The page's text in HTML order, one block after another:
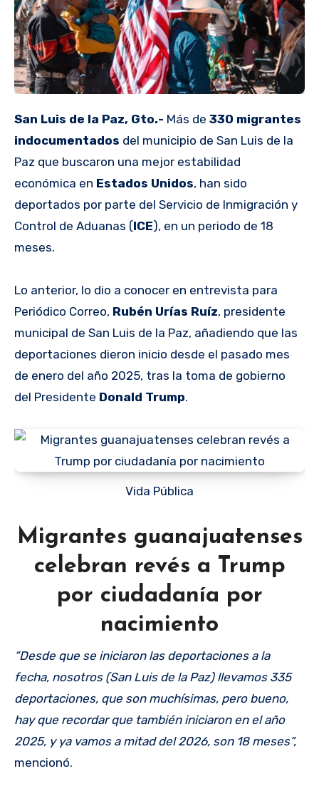
San Luis de la Paz, Gto.- Más de 330 migrantes
indocumentados del municipio de San Luis de la
Paz que buscaron una mejor estabilidad
económica en Estados Unidos, han sido
deportados por parte del Servicio de Inmigración y
Control de Aduanas (ICE), en un periodo de 18
meses.
Lo anterior, lo dio a conocer en entrevista para
Periódico Correo, Rubén Urías Ruíz, presidente
municipal de San Luis de la Paz, añadiendo que las
deportaciones dieron inicio desde el pasado mes
de enero del año 2025, tras la toma de gobierno
del Presidente Donald Trump.
Vida Pública
Migrantes guanajuatenses
celebran revés a Trump
por ciudadanía por
nacimiento
“Desde que se iniciaron las deportaciones a la
fecha, nosotros (San Luis de la Paz) llevamos 335
deportaciones, que son muchísimas, pero bueno,
hay que recordar que también iniciaron en el año
2025, y ya vamos a mitad del 2026, son 18 meses”,
mencionó.